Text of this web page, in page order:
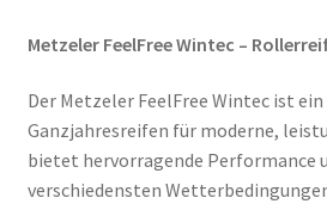
Metzeler FeelFree Wintec –
Der Metzeler FeelFree Wintec ist
Ganzjahresreifen für moderne,
bietet hervorragende Performance
verschiedensten